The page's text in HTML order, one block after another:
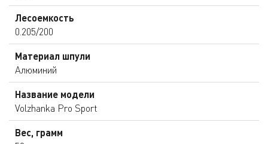
Лесоемкость
0.205/200
Материал шпули
Алюминий
Название модели
Volzhanka Pro Sport
Вес, грамм